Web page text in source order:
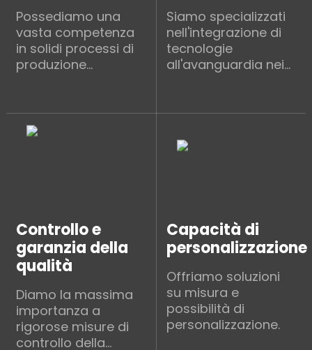
Possediamo una
vasta competenza
in solidi processi di
produzione...
Siamo specializzati
nell'integrazione di
tecnologie
all'avanguardia nei
Controllo e
garanzia della
qualità
Diamo la massima
importanza a
rigorose misure di
controllo della
Capacità di
personalizzazione
Offriamo soluzioni
su misura e
possibilità di
personalizzazione.